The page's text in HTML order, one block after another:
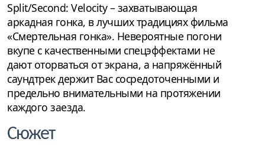
Split/Second: Velocity – захватывающая
аркадная гонка, в лучших традициях фильма
«Смертельная гонка». Невероятные погони
вкупе с качественными спецэффектами не
дают оторваться от экрана, а напряжённый
саундтрек держит Вас сосредоточенными и
предельно внимательными на протяжении
каждого заезда.
Сюжет